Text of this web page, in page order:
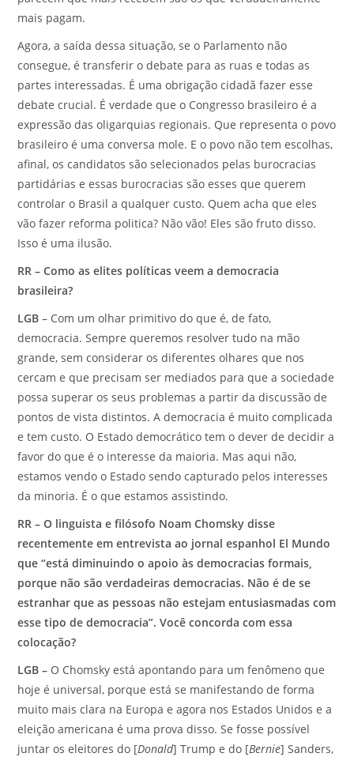
mais pagam.
Agora, a saída dessa situação, se o Parlamento não
consegue, é transferir o debate para as ruas e todas as
partes interessadas. É uma obrigação cidadã fazer esse
debate crucial. É verdade que o Congresso brasileiro é a
expressão das oligarquias regionais. Que representa o povo
brasileiro é uma conversa mole. E o povo não tem escolhas,
afinal, os candidatos são selecionados pelas burocracias
partidárias e essas burocracias são esses que querem
controlar o Brasil a qualquer custo. Quem acha que eles
vão fazer reforma politica? Não vão! Eles são fruto disso.
Isso é uma ilusão.
RR – Como as elites políticas veem a democracia
brasileira?
LGB – Com um olhar primitivo do que é, de fato,
democracia. Sempre queremos resolver tudo na mão
grande, sem considerar os diferentes olhares que nos
cercam e que precisam ser mediados para que a sociedade
possa superar os seus problemas a partir da discussão de
pontos de vista distintos. A democracia é muito complicada
e tem custo. O Estado democrático tem o dever de decidir a
favor do que é o interesse da maioria. Mas aqui não,
estamos vendo o Estado sendo capturado pelos interesses
da minoria. É o que estamos assistindo.
RR – O linguista e filósofo Noam Chomsky disse
recentemente em entrevista ao jornal espanhol El Mundo
que “está diminuindo o apoio às democracias formais,
porque não são verdadeiras democracias. Não é de se
estranhar que as pessoas não estejam entusiasmadas com
esse tipo de democracia”. Você concorda com essa
colocação?
LGB – O Chomsky está apontando para um fenômeno que
hoje é universal, porque está se manifestando de forma
muito mais clara na Europa e agora nos Estados Unidos e a
eleição americana é uma prova disso. Se fosse possível
juntar os eleitores do [Donald] Trump e do [Bernie] Sanders,